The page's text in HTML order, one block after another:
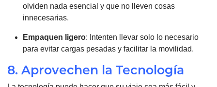
olviden nada esencial y que no lleven cosas
innecesarias.
Empaquen ligero: Intenten llevar solo lo necesario
para evitar cargas pesadas y facilitar la movilidad.
8. Aprovechen la Tecnología